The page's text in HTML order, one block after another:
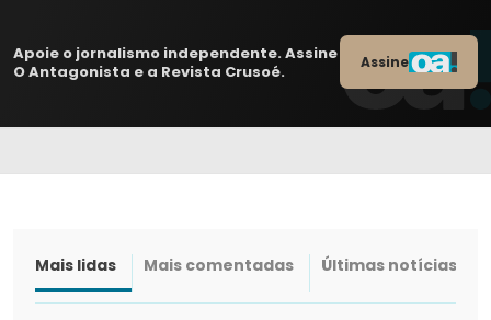
Apoie o jornalismo independente. Assine
O Antagonista e a Revista Crusoé.
Assine
Mais lidas Mais comentadas Últimas notícias